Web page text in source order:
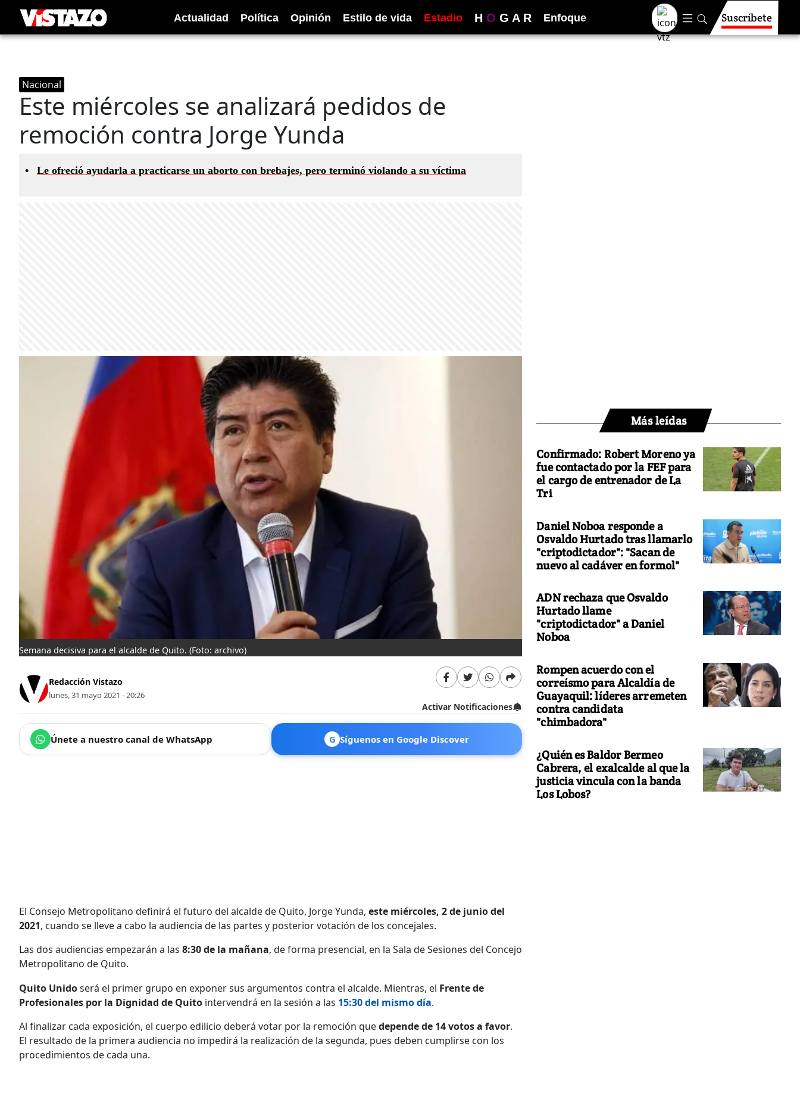
Actualidad Política Opinión Estilo de vida Estadio H O G A R Enfoque Suscríbete
Nacional
Este miércoles se analizará pedidos de
remoción contra Jorge Yunda
• Le ofreció ayudarla a practicarse un aborto con brebajes, pero terminó violando a su víctima
Semana decisiva para el alcalde de Quito. (Foto: archivo)
Redacción Vistazo
lunes, 31 mayo 2021 - 20:26
Activar Notificaciones
Únete a nuestro canal de WhatsApp G Síguenos en Google Discover
El Consejo Metropolitano definirá el futuro del alcalde de Quito, Jorge Yunda, este miércoles, 2 de junio del
2021, cuando se lleve a cabo la audiencia de las partes y posterior votación de los concejales.
Las dos audiencias empezarán a las 8:30 de la mañana, de forma presencial, en la Sala de Sesiones del Concejo
Metropolitano de Quito.
Quito Unidoserá el primer grupo en exponer sus argumentos contra el alcalde. Mientras, el Frente de
Profesionales por la Dignidad de Quito intervendrá en la sesión a las 15:30 del mismo día.
Al finalizar cada exposición, el cuerpo edilicio deberá votar por la remoción quedepende de 14 votos a favor.
El resultado de la primera audiencia no impedirá la realización de la segunda, pues deben cumplirse con los
procedimientos de cada una.
Más leídas
Confirmado: Robert Moreno ya
fue contactado por la FEF para
el cargo de entrenador de La
Tri
Daniel Noboa responde a
Osvaldo Hurtado tras llamarlo
"criptodictador": "Sacan de
nuevo al cadáver en formol"
ADN rechaza que Osvaldo
Hurtado llame
"criptodictador" a Daniel
Noboa
Rompen acuerdo con el
correísmo para Alcaldía de
Guayaquil: líderes arremeten
contra candidata
"chimbadora"
¿Quién es Baldor Bermeo
Cabrera, el exalcalde al que la
justicia vincula con la banda
Los Lobos?